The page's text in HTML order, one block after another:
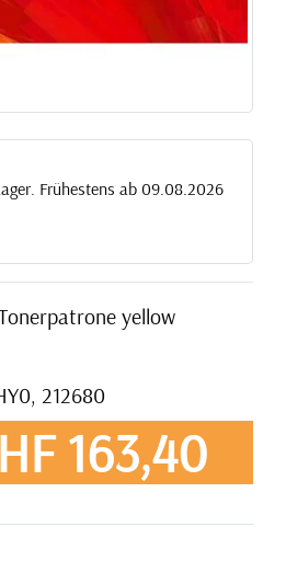
Frühestens ab 09.08.2026
yellow
212680
163,40